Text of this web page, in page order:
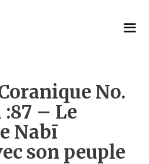
No.
:87 – Le
Nabī
son peuple